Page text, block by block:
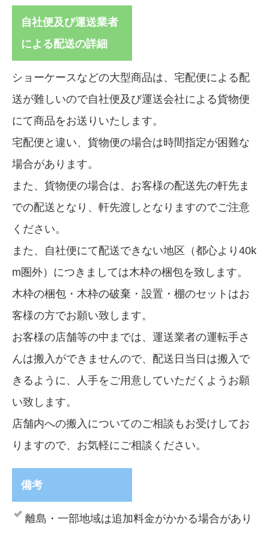
自社便及び運送業者
による配送の詳細
ショーケースなどの大型商品は、宅配便による配
送が難しいので自社便及び運送会社による貨物便
にて商品をお送りいたします。
宅配便と違い、貨物便の場合は時間指定が困難な
場合があります。
また、貨物便の場合は、お客様の配送先の軒先ま
での配送となり、軒先渡しとなりますのでご注意
ください。
また、自社便にて配送できない地区（都心より40k
m圏外）につきましては木枠の梱包を致します。
木枠の梱包・木枠の破棄・設置・棚のセットはお
客様の方でお願い致します。
お客様の店舗等の中までは、運送業者の運転手さ
んは搬入ができませんので、配送日当日は搬入で
きるように、人手をご用意していただくようお願
い致します。
店舗内への搬入についてのご相談もお受けしてお
りますので、お気軽にご相談ください。
備考
離島・一部地域は追加料金がかかる場合があり